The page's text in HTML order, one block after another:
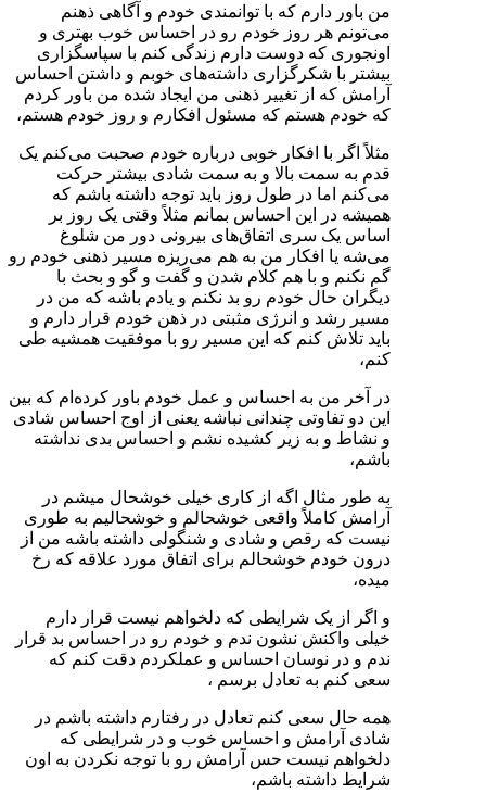
من باور دارم که با توانمندی خودم و آگاهی ذهنم
می‌تونم هر روز خودم رو در احساس خوب بهتری و
اونجوری که دوست دارم زندگی کنم با سپاسگزاری
بیشتر با شکرگزاری داشته‌های خوبم و داشتن احساس
آرامش که از تغییر ذهنی من ایجاد شده من باور کردم
که خودم هستم که مسئول افکارم و روز خودم هستم،
مثلاً اگر با افکار خوبی درباره خودم صحبت می‌کنم یک
قدم به سمت بالا و به سمت شادی بیشتر حرکت
می‌کنم اما در طول روز باید توجه داشته باشم که
همیشه در این احساس بمانم مثلاً وقتی یک روز بر
اساس یک سری اتفاق‌های بیرونی دور من شلوغ
می‌شه یا افکار من به هم می‌ریزه مسیر ذهنی خودم رو
گم نکنم و با هم کلام شدن و گفت و گو و بحث با
دیگران حال خودم رو بد نکنم و یادم باشه که من در
مسیر رشد و انرژی مثبتی در ذهن خودم قرار دارم و
باید تلاش کنم که این مسیر رو با موفقیت همشیه طی
کنم،
در آخر من به احساس و عمل خودم باور کرده‌ام که بین
این دو تفاوتی چندانی نباشه یعنی از اوج احساس شادی
و نشاط و به زیر کشیده نشم و احساس بدی نداشته
باشم،
به طور مثال اگه از کاری خیلی خوشحال میشم در
آرامش کاملاً واقعی خوشحالم و خوشحالیم به طوری
نیست که رقص و شادی و شنگولی داشته باشه من از
درون خودم خوشحالم برای اتفاق مورد علاقه که رخ
میده،
و اگر از یک شرایطی که دلخواهم نیست قرار دارم
خیلی واکنش نشون ندم و خودم رو در احساس بد قرار
ندم و در نوسان احساس و عملکردم دقت کنم که
سعی کنم به تعادل برسم ،
همه حال سعی کنم تعادل در رفتارم داشته باشم در
شادی آرامش و احساس خوب و در شرایطی که
دلخواهم نیست حس آرامش رو با توجه نکردن به اون
شرایط داشته باشم،